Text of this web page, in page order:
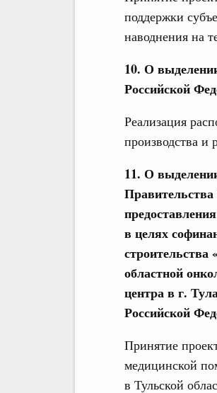
поддержки
наводнения на
10. О
Российской
Реализация
производства и
11. О
в целях
строительства
областной
центра в г.
Российской
Принятие
медицинской
в Тульской